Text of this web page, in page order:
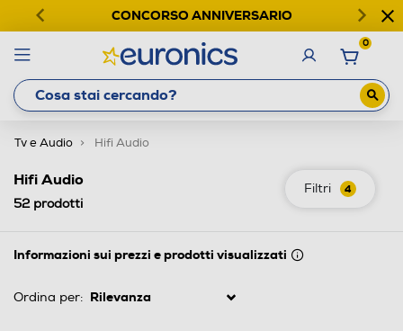
CONCORSO ANNIVERSARIO
0
Tv e Audio Hifi Audio
Filtri 4
Hifi Audio
52prodotti
Informazioni sui prezzi e prodotti visualizzati
Ordina per: